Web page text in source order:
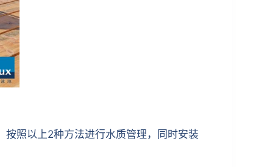
照以上2种方法进行水质管理，同时安装